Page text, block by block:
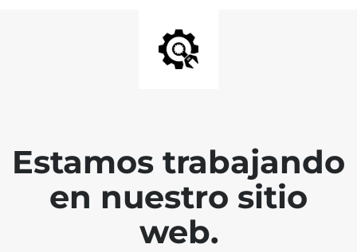
Estamos trabajando
en nuestro sitio
web.